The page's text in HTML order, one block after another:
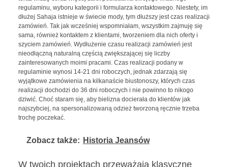
regulaminu, wyboru kategorii i formularza kontaktowego. Niestety, im
dłużej Sahaja istnieje w świecie mody, tym dłuższy jest czas realizacji
zamówień. Tak jak wcześniej wspomniałam, wszystkim zajmuję się
sama, również kontaktem z klientami, tworzeniem dla nich oferty i
szyciem zamówień. Wydłużenie czasu realizacji zamówień jest
nieodłączną naturalną częścią zwiększającej się liczby
zainteresowanych moimi pracami. Czas realizacji podany w
regulaminie wynosi 14-21 dni roboczych, jednak zdarzają się
wyjątkowe zamówienia na kilkanaście biustonoszy, których czas
realizacji dochodzi do 36 dni roboczych i nie powinno to nikogo
dziwić. Choć staram się, aby bielizna docierała do klientów jak
najszybciej, na spersonalizowaną odzież tworzoną ręcznie trzeba
trochę poczekać.
Zobacz także: Historia Jeansów
W twoich projektach przeważają klasyczne